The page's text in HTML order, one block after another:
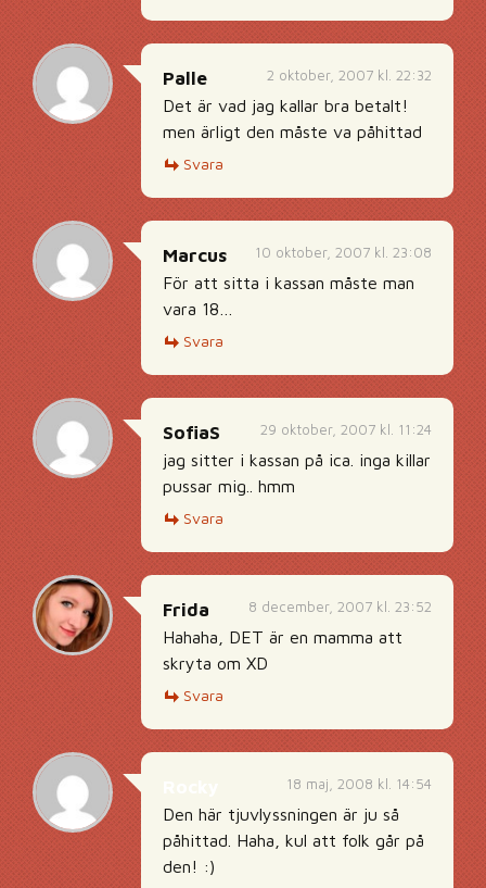
2 oktober, 2007 kl. 22:32
Palle
Det är vad jag kallar bra betalt!
men ärligt den måste va påhittad
Svara
10 oktober, 2007 kl. 23:08
Marcus
För att sitta i kassan måste man
vara 18…
Svara
29 oktober, 2007 kl. 11:24
SofiaS
jag sitter i kassan på ica. inga killar
pussar mig.. hmm
Svara
8 december, 2007 kl. 23:52
Frida
Hahaha, DET är en mamma att
skryta om XD
Svara
18 maj, 2008 kl. 14:54
Den här tjuvlyssningen är ju så
påhittad. Haha, kul att folk går på
den! :)